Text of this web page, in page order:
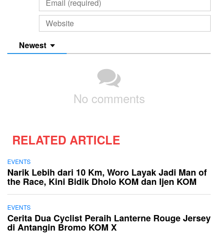
Newest
No comments
RELATED ARTICLE
EVENTS
Narik Lebih dari 10 Km, Woro Layak Jadi Man of
the Race, Kini Bidik Dholo KOM dan Ijen KOM
EVENTS
Cerita Dua Cyclist Peraih Lanterne Rouge Jersey
di Antangin Bromo KOM X